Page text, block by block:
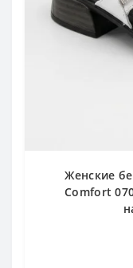
Женские
Comfort